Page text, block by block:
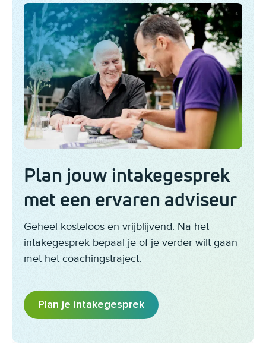
Plan jouw intakegesprek
met een ervaren adviseur
Geheel kosteloos en vrijblijvend. Na het
intakegesprek bepaal je of je verder wilt gaan
met het coachingstraject.
Plan je intakegesprek